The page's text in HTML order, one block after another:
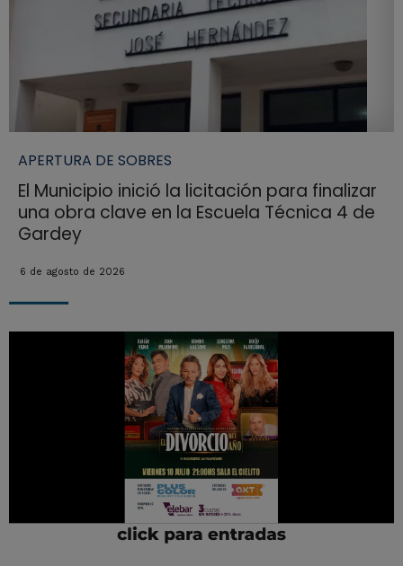
APERTURA DE SOBRES
El Municipio inició la licitación para finalizar
una obra clave en la Escuela Técnica 4 de
Gardey
6 de agosto de 2026